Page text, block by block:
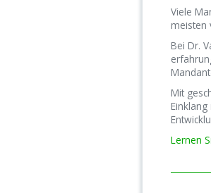
Viele
meisten
Bei Dr.
Mit
Lernen